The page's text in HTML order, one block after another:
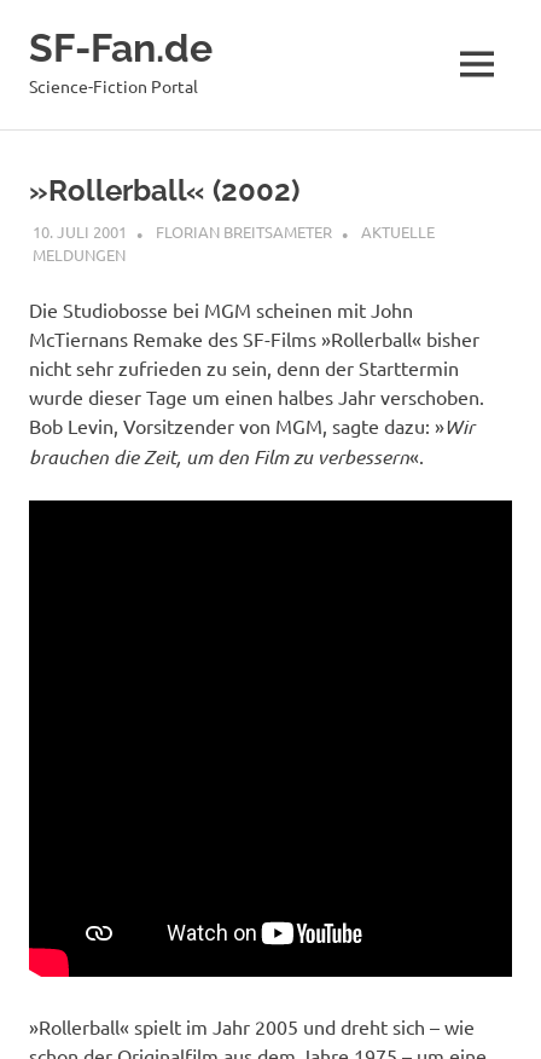
InhaltSF-Fan.de
Science-Fiction Portal MENÜ
»Rollerball« (2002)
10. JULI 2001 FLORIAN BREITSAMETER
AKTUELLE
MELDUNGEN
Die Studiobosse bei MGM scheinen mit John
McTiernans Remake des SF-Films »Rollerball« bisher
nicht sehr zufrieden zu sein, denn der Starttermin
wurde dieser Tage um einen halbes Jahr verschoben.
Bob Levin, Vorsitzender von MGM, sagte dazu: »Wir
brauchen die Zeit, um den Film zu verbessern«.
»Rollerball« spielt im Jahr 2005 und dreht sich – wie